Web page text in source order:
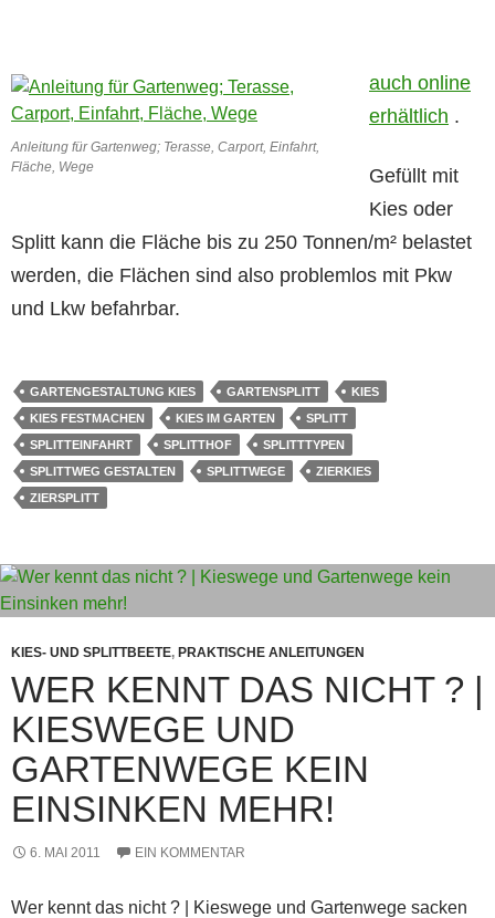
Anleitung für Gartenweg; Terasse, Carport, Einfahrt,
Fläche, Wege
auch online
erhältlich .
Gefüllt mit
Kies oder
Splitt kann die Fläche bis zu 250 Tonnen/m² belastet
werden, die Flächen sind also problemlos mit Pkw
und Lkw befahrbar.
GARTENGESTALTUNG KIES GARTENSPLITT
KIES
KIES FESTMACHEN
KIES IM GARTEN
SPLITT
SPLITTEINFAHRT
SPLITTHOF
SPLITTTYPEN
SPLITTWEG GESTALTEN
SPLITTWEGE
ZIERKIES
ZIERSPLITT
KIES- UND SPLITTBEETE, PRAKTISCHE ANLEITUNGEN
WER KENNT DAS NICHT ? |
KIESWEGE UND
GARTENWEGE KEIN
EINSINKEN MEHR!
6. MAI 2011 EIN KOMMENTAR
Wer kennt das nicht ? | Kieswege und Gartenwege sacken